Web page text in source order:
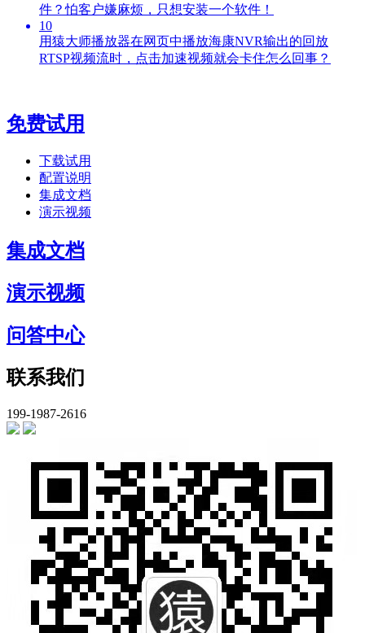
件？怕客户嫌麻烦，只想安装一个软件！
10
用猿大师播放器在网页中播放海康NVR输出的回放
RTSP视频流时，点击加速视频就会卡住怎么回事？
免费试用
下载试用
配置说明
集成文档
演示视频
集成文档
演示视频
问答中心
联系我们
199-1987-2616